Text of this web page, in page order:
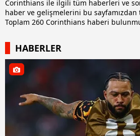
Corinthians ile ilgili tüm haberleri ve
haber ve gelişmelerini bu
Toplam 260 Corinthians haberi
HABERLER